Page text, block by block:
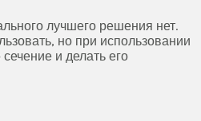
лучшего решения нет.
но при использовании
и делать его